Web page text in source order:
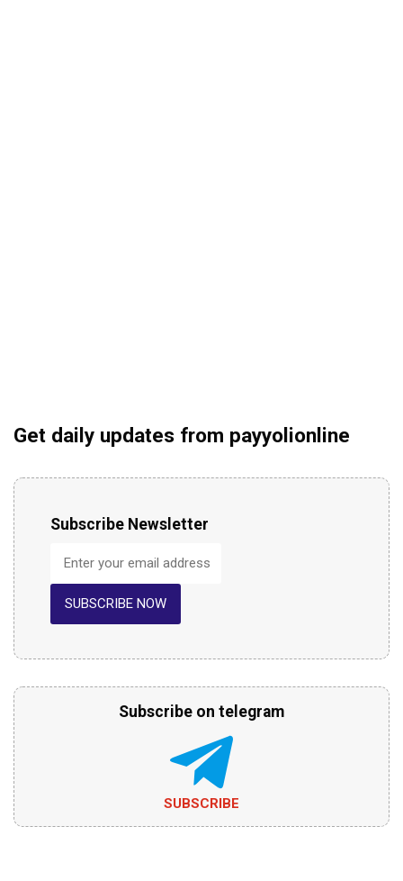
Get daily updates from payyolionline
Subscribe Newsletter
SUBSCRIBE NOW
Subscribe on telegram
SUBSCRIBE